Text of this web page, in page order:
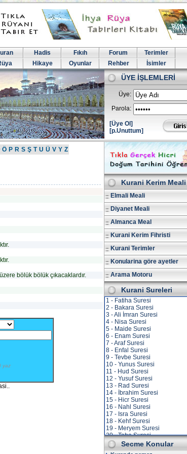
Hadis Fıkıh Forum
Terimler
Hikaye Oyunlar Rehber İsimler
ÜYE İŞLEMLERİ
Üye:
Parola:
[Üye Ol]
[p.Unuttum]
Ö P R S Ş T U Ü V Y Z
bölük bölük çıkacaklardır.
yaz
Kurani Kerim Meali
Elmali Meali
Diyanet Meali
Almanca Meal
Kurani Kerim Fihristi
Kurani Terimler
Konularina göre ayetler
Arama Motoru
Kurani Sureleri
1 - Fatiha Suresi
2 - Bakara Suresi
3 - Ali İmran Suresi
4 - Nisa Suresi
5 - Maide Suresi
6 - Enam Suresi
7 - Araf Suresi
8 - Enfal Suresi
9 - Tevbe Suresi
10 - Yunus Suresi
11 - Hud Suresi
12 - Yusuf Suresi
13 - Rad Suresi
14 - İbrahim Suresi
15 - Hicr Suresi
16 - Nahl Suresi
17 - Isra Suresi
18 - Kehf Suresi
19 - Meryem Suresi
20 - Taha Suresi
21 - Enbiya Suresi
22 - Hacc Suresi
Secme Konular